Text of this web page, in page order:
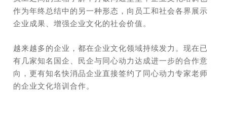
作为年终总结中的另一种形态，向员工和社会各界展示
企业成果、增强企业文化的社会价值。
越来越多的企业，都在企业文化领域持续发力。 现在已
有几家知名国企、民企与同心动力达成进一步的合作意
向，更有知名快消品企业直接签约了同心动力专家老师
的企业文化培训合作。